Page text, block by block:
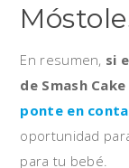
En resumen, si
de Smash
ponte en
oportunidad
para tu bebé.